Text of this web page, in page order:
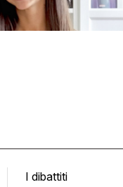
I dibattiti